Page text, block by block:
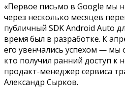
«Первое письмо в Google мы
через несколько месяцев
публичный SDK Android Auto
время был в разработке. К
его увенчались успехом — мы
кто получил ранний доступ к
продакт-менеджер сервиса
Александр Сырков.